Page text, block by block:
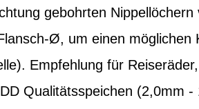
gebohrten Nippellöchern
Ø, um einen möglichen
Empfehlung für
Qualitätsspeichen (2,0mm -